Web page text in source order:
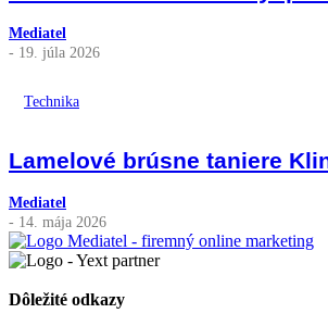
Mediatel
- 19. júla 2026
Technika
Lamelové brúsne taniere
Mediatel
- 14. mája 2026
Dôležité odkazy